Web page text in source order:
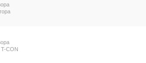
CON